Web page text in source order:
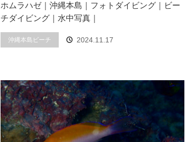
ホムラハゼ｜沖縄本島｜フォトダイビング｜ビー
チダイビング｜水中写真｜
沖縄本島ビーチ 2024.11.17